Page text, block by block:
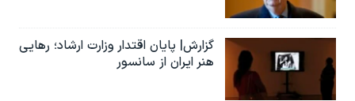
گزارش| پایان اقتدار وزارت ارشاد؛ رهایی
هنر ایران از سانسور